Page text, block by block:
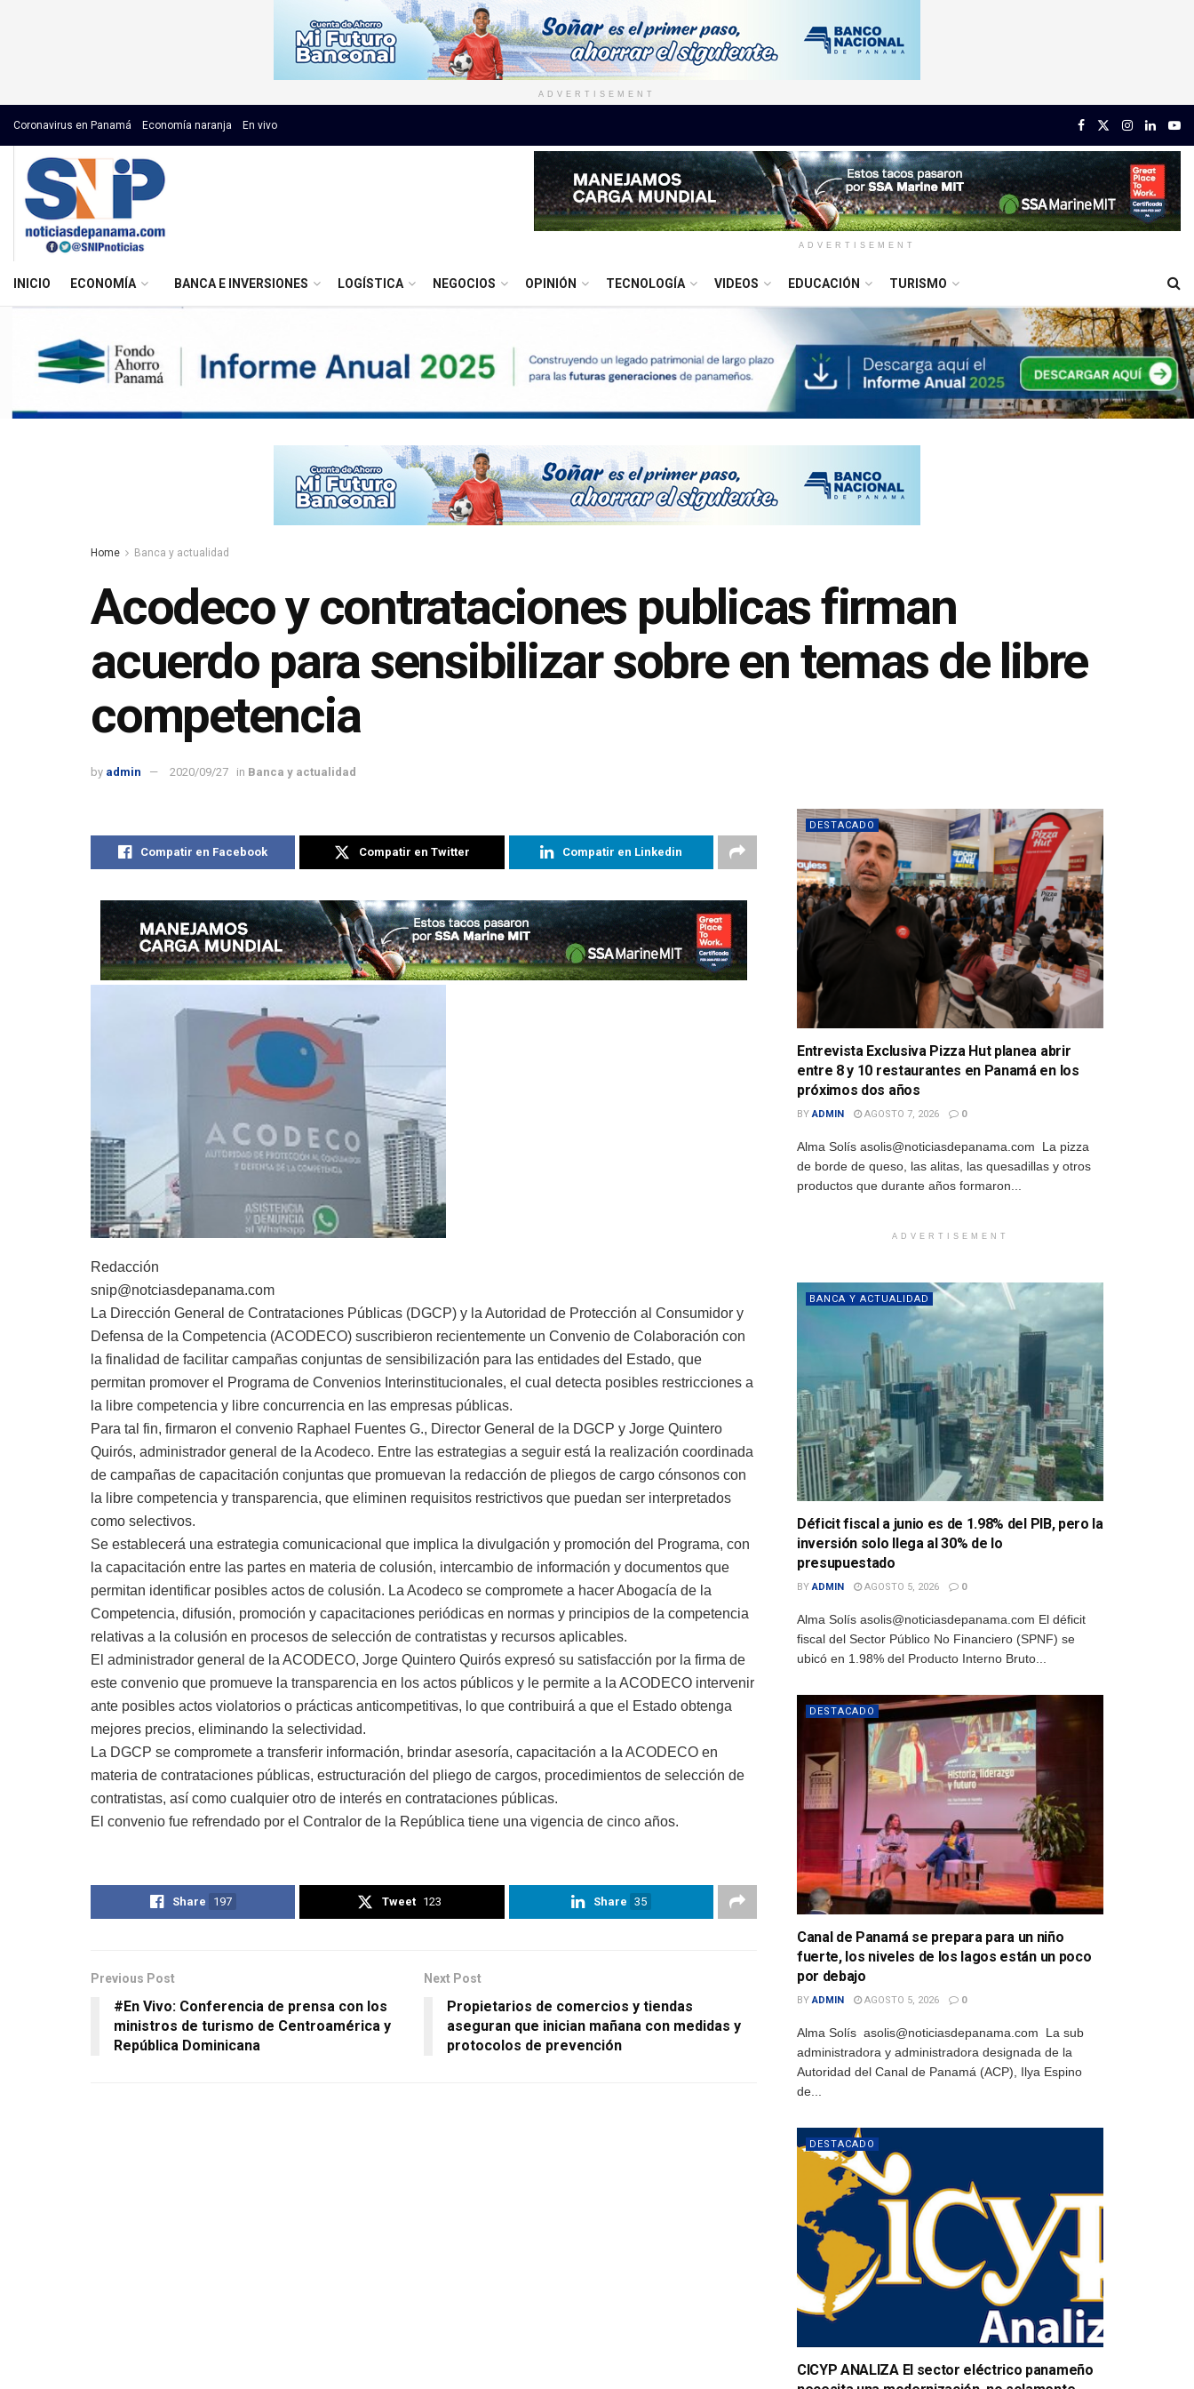
ADVERTISEMENT
Coronavirus en Panamá Economía naranja En vivo
ADVERTISEMENT
INICIO ECONOMÍA BANCA E INVERSIONES LOGÍSTICA NEGOCIOS OPINIÓN TECNOLOGÍA VIDEOS EDUCACIÓN TURISMO
Home Banca y actualidad
Acodeco y contrataciones publicas firman
acuerdo para sensibilizar sobre en temas de libre
competencia
by admin 2020/09/27 in Banca y actualidad
Compatir en Facebook Compatir en Twitter Compatir en Linkedin
Redacción
snip@notciasdepanama.com
La Dirección General de Contrataciones Públicas (DGCP) y la Autoridad de Protección al Consumidor y
Defensa de la Competencia (ACODECO) suscribieron recientemente un Convenio de Colaboración con
la finalidad de facilitar campañas conjuntas de sensibilización para las entidades del Estado, que
permitan promover el Programa de Convenios Interinstitucionales, el cual detecta posibles restricciones a
la libre competencia y libre concurrencia en las empresas públicas.
Para tal fin, firmaron el convenio Raphael Fuentes G., Director General de la DGCP y Jorge Quintero
Quirós, administrador general de la Acodeco. Entre las estrategias a seguir está la realización coordinada
de campañas de capacitación conjuntas que promuevan la redacción de pliegos de cargo cónsonos con
la libre competencia y transparencia, que eliminen requisitos restrictivos que puedan ser interpretados
como selectivos.
Se establecerá una estrategia comunicacional que implica la divulgación y promoción del Programa, con
la capacitación entre las partes en materia de colusión, intercambio de información y documentos que
permitan identificar posibles actos de colusión. La Acodeco se compromete a hacer Abogacía de la
Competencia, difusión, promoción y capacitaciones periódicas en normas y principios de la competencia
relativas a la colusión en procesos de selección de contratistas y recursos aplicables.
El administrador general de la ACODECO, Jorge Quintero Quirós expresó su satisfacción por la firma de
este convenio que promueve la transparencia en los actos públicos y le permite a la ACODECO intervenir
ante posibles actos violatorios o prácticas anticompetitivas, lo que contribuirá a que el Estado obtenga
mejores precios, eliminando la selectividad.
La DGCP se compromete a transferir información, brindar asesoría, capacitación a la ACODECO en
materia de contrataciones públicas, estructuración del pliego de cargos, procedimientos de selección de
contratistas, así como cualquier otro de interés en contrataciones públicas.
El convenio fue refrendado por el Contralor de la República tiene una vigencia de cinco años.
Share 197 Tweet 123 Share 35
Previous Post
#En Vivo: Conferencia de prensa con los
ministros de turismo de Centroamérica y
República Dominicana
Next Post
Propietarios de comercios y tiendas
aseguran que inician mañana con medidas y
protocolos de prevención
DESTACADO
Entrevista Exclusiva Pizza Hut planea abrir
entre 8 y 10 restaurantes en Panamá en los
próximos dos años
BY ADMIN AGOSTO 7, 2026 0
Alma Solís asolis@noticiasdepanama.com La pizza
de borde de queso, las alitas, las quesadillas y otros
productos que durante años formaron...
ADVERTISEMENT
BANCA Y ACTUALIDAD
Déficit fiscal a junio es de 1.98% del PIB, pero la
inversión solo llega al 30% de lo
presupuestado
BY ADMIN AGOSTO 5, 2026 0
Alma Solís asolis@noticiasdepanama.com El déficit
fiscal del Sector Público No Financiero (SPNF) se
ubicó en 1.98% del Producto Interno Bruto...
DESTACADO
Canal de Panamá se prepara para un niño
fuerte, los niveles de los lagos están un poco
por debajo
BY ADMIN AGOSTO 5, 2026 0
Alma Solís asolis@noticiasdepanama.com La sub
administradora y administradora designada de la
Autoridad del Canal de Panamá (ACP), Ilya Espino
de...
DESTACADO
CICYP ANALIZA El sector eléctrico panameño